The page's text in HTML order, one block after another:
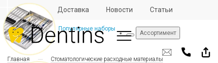
Отзывы Доставка Новости Статьи
Ассортимент
Популярные наборы
Главная
Стоматологические расходные материалы